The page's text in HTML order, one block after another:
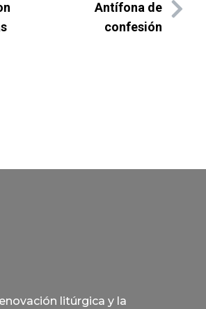
Antífona de
confesión
litúrgica y la